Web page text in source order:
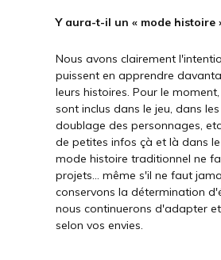
Y aura-t-il un « mode histoire
Nous avons clairement
puissent en apprendre
leurs histoires. Pour le
sont inclus dans le jeu, dans
doublage des personnages,
de petites infos çà et là dans
mode histoire traditionnel ne
projets… même s'il ne faut
conservons la détermination
nous continuerons d'adapter
selon vos envies.